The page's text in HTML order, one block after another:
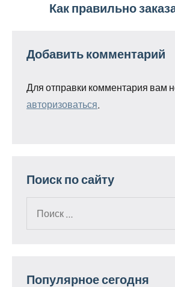
записям
Как правильно
Добавить комментарий
Для отправки комментария вам
авторизоваться
Поиск по сайту
Популярное сегодня